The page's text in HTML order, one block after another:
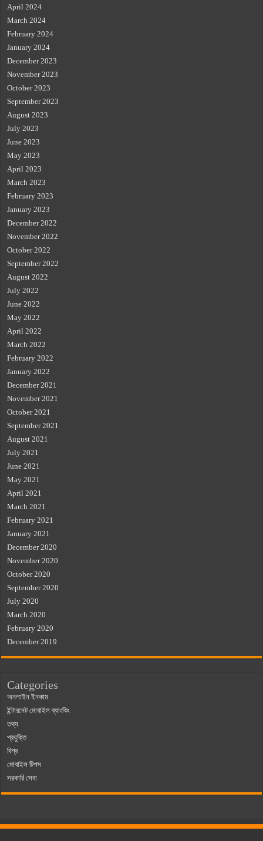
April 2024
March 2024
February 2024
January 2024
December 2023
November 2023
October 2023
September 2023
August 2023
July 2023
June 2023
May 2023
April 2023
March 2023
February 2023
January 2023
December 2022
November 2022
October 2022
September 2022
August 2022
July 2022
June 2022
May 2022
April 2022
March 2022
February 2022
January 2022
December 2021
November 2021
October 2021
September 2021
August 2021
July 2021
June 2021
May 2021
April 2021
March 2021
February 2021
January 2021
December 2020
November 2020
October 2020
September 2020
July 2020
March 2020
February 2020
December 2019
Categories
অনলাইন ইনকাম
ইন্টারনেট মোবাইল ব্যাংকিং
তথ্য
প্রযুক্তি
বিশ্ব
মোবাইল টিপস
সরকারি সেবা